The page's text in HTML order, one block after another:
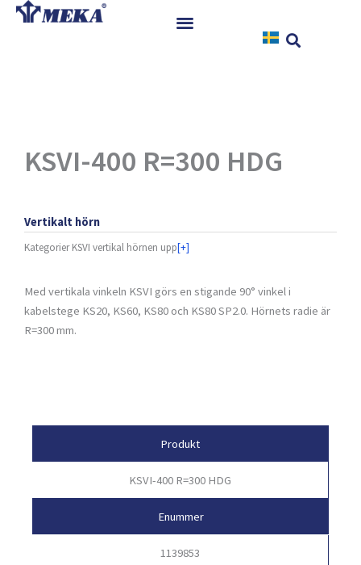
Hoppa
Nedladdningar
Kontakt
KSVI-400 R=300 HDG
Vertikalt hörn
Kategorier KSVI vertikal hörnen upp[+]
Med vertikala vinkeln KSVI görs en stigande 90° vinkel i
kabelstege KS20, KS60, KS80 och KS80 SP2.0. Hörnets radie är
R=300 mm.
Produkt
KSVI-400 R=300 HDG
Enummer
1139853